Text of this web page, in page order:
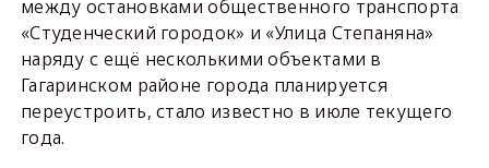
между остановками общественного транспорта
«Студенческий городок» и «Улица Степаняна»
наряду с ещё несколькими объектами в
Гагаринском районе города планируется
переустроить, стало известно в июле текущего
года.